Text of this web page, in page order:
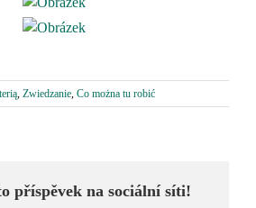
Zwiedzanie Co można tu robić
příspěvek na sociální síti!